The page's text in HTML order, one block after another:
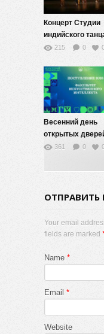
Концерт Студии
индийского
«Сарасвати»
215 0
Весенний день
открытых
на факультете
361 0
Your email
fields are marked
Name *
Email *
Website